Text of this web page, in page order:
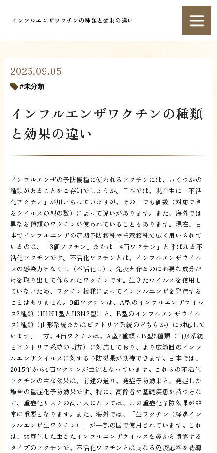
インフルエンザワクチンの種類と効果の違い
2025.09.05
未分類
インフルエンザワクチンの種類
と効果の違い
インフルエンザの予防接種に使われるワクチンには、いくつかの
種類があることをご存知でしょうか。日本では、現在主に「不活
化ワクチン」が用いられていますが、その中でも価数（対応でき
るウイルスの型の数）によって違いがあります。また、海外では
異なる種類のワクチンが使われていることもあります。現在、日
本でインフルエンザの定期予防接種や任意接種で広く用いられて
いるのは、「3価ワクチン」または「4価ワクチン」と呼ばれる不
活化ワクチンです。不活化ワクチンとは、インフルエンザウイル
スの感染力をなくし（不活化し）、免疫を作るのに必要な成分だ
けを取り出して作られたワクチンです。生きたウイルスを使用し
ていないため、ワクチン接種によってインフルエンザを発症する
ことはありません。3価ワクチンは、A型のインフルエンザウイル
ス2種類（H1N1型とH3N2型）と、B型のインフルエンザウイル
ス1種類（山形系統またはビクトリア系統のどちらか）に対応して
います。一方、4価ワクチンは、A型2種類とB型2種類（山形系統
とビクトリア系統の両方）に対応しており、より広範囲のインフ
ルエンザウイルスに対する予防効果が期待できます。日本では、
2015年から4価ワクチンが主流となっています。これらの不活化
ワクチンの主な効果は、前述の通り、発症予防効果と、発症した
場合の重症化予防効果です。特に、高齢者や基礎疾患を持つ方な
ど、重症化リスクの高い人にとっては、この重症化予防効果が非
常に重要となります。また、海外では、「生ワクチン（経鼻イン
フルエンザ生ワクチン）」が一部の国で使用されています。これ
は、弱毒化した生きたインフルエンザウイルスを鼻から噴霧する
タイプのワクチンで、不活化ワクチンとは異なる免疫応答を誘導